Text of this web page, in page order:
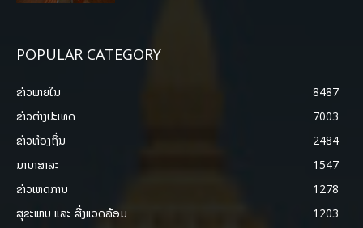
POPULAR CATEGORY
ຂ່າວພາຍ​ໃນ
8487
ຂ່າວຕ່າງປະເທດ
7003
ຂ່າວທ້ອງຖິ່ນ
2484
ນານາສາລະ
1547
ຂ່າວເຫດການ
1278
ສຸຂະພາບ ແລະ ສີ່ງແວດລ້ອມ
1203